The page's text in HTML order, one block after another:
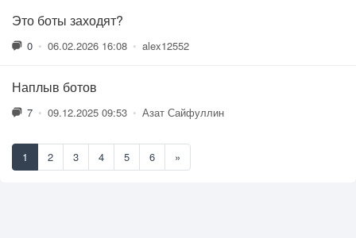
Это боты заходят?
0 • 06.02.2026 16:08 • alex12552
Наплыв ботов
7 • 09.12.2025 09:53 • Азат Сайфуллин
1 2 3 4 5 6 »